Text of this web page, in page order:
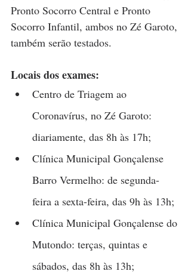
Pronto Socorro Central e Pronto
Socorro Infantil, ambos no Zé Garoto,
também serão testados.
Locais dos exames:
Centro de Triagem ao
Coronavírus, no Zé Garoto:
diariamente, das 8h às 17h;
Clínica Municipal Gonçalense
Barro Vermelho: de segunda-
feira a sexta-feira, das 9h às 13h;
Clínica Municipal Gonçalense do
Mutondo: terças, quintas e
sábados, das 8h às 13h;